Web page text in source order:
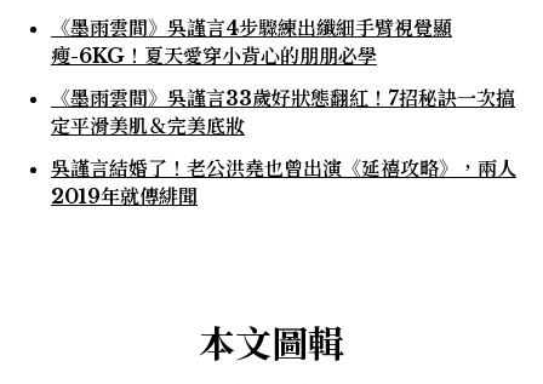
《墨雨雲間》吳謹言4步驟練出纖細手臂視覺顯
瘦-6KG！夏天愛穿小背心的朋朋必學
《墨雨雲間》吳謹言33歲好狀態翻紅！7招秘訣一次搞
定平滑美肌＆完美底妝
吳謹言結婚了！老公洪堯也曾出演《延禧攻略》，兩人
2019年就傳緋聞
本文圖輯